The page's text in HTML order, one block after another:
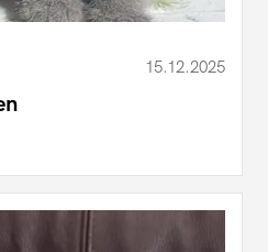
15.12.2025